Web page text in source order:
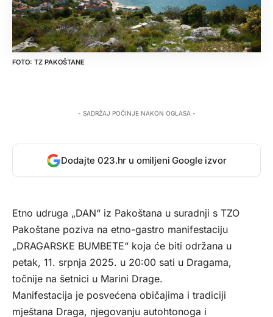
TZ PAKOŠTANE
- SADRŽAJ POČINJE NAKON OGLASA -
Dodajte 023.hr u omiljeni Google izvor
Etno udruga „DAN“ iz Pakoštana u suradnji s TZO
Pakoštane poziva na etno-gastro manifestaciju
„DRAGARSKE BUMBETE“ koja će biti održana u
petak, 11. srpnja 2025. u 20:00 sati u Dragama,
točnije na šetnici u Marini Drage.
Manifestacija je posvećena običajima i tradiciji
mještana Draga, njegovanju autohtonoga i